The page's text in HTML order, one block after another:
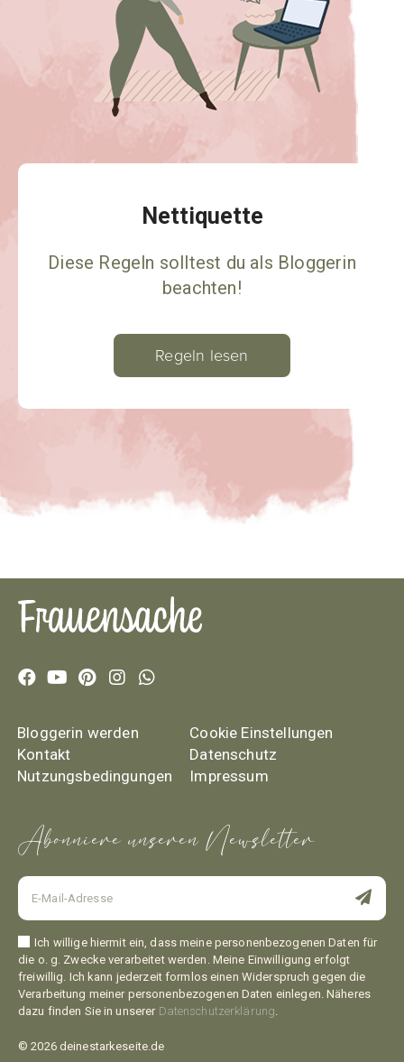
Nettiquette
Diese Regeln solltest du als Bloggerin
beachten!
Regeln lesen
Bloggerin werden
Kontakt
Nutzungsbedingungen
Cookie Einstellungen
Datenschutz
Impressum
Abonniere unseren Newsletter
Ich willige hiermit ein, dass meine personenbezogenen Daten für
die o. g. Zwecke verarbeitet werden. Meine Einwilligung erfolgt
freiwillig. Ich kann jederzeit formlos einen Widerspruch gegen die
Verarbeitung meiner personenbezogenen Daten einlegen. Näheres
dazu finden Sie in unserer Datenschutzerklärung.
© 2026 deinestarkeseite.de